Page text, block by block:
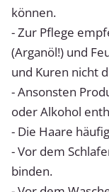
können.
- Zur Pflege
(Arganöl!) und
und Kuren nicht
- Ansonsten
oder Alkohol
- Die Haare
- Vor dem
binden.